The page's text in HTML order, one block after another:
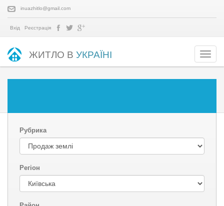
inuazhitlo@gmail.com
Вхід Реєстрація
ЖИТЛО В УКРАЇНІ
Рубрика
Регіон